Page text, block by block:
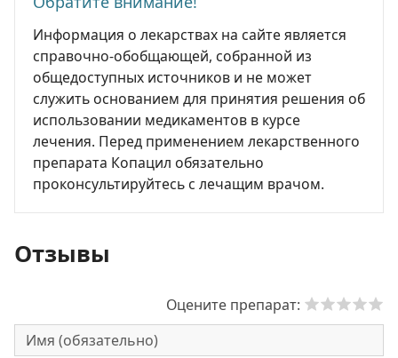
Информация о лекарствах на сайте является
справочно-обобщающей, собранной из
общедоступных источников и не может
служить основанием для принятия решения об
использовании медикаментов в курсе
лечения. Перед применением лекарственного
препарата Копацил обязательно
проконсультируйтесь с лечащим врачом.
Отзывы
Оцените препарат: